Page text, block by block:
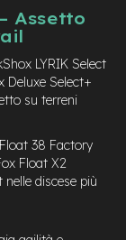
Assetto
LYRIK Select
Select+
su terreni
38 Factory
Float X2
discese più